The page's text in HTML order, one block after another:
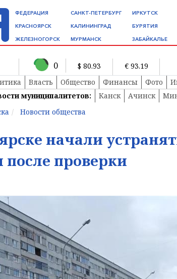
ФЕДЕРАЦИЯ
КРАСНОЯРСК
ЖЕЛЕЗНОГОРСК
САНКТ-ПЕТЕРБУРГ
КАЛИНИНГРАД
МУРМАНСК
ИРКУТСК
БУРЯТИЯ
ЗАБАЙКАЛЬЕ
0 $ 80.93 € 93.19
Власть Общество Финансы Фото
муниципалитетов:
Канск Ачинск
Новости общества
начали
после проверки